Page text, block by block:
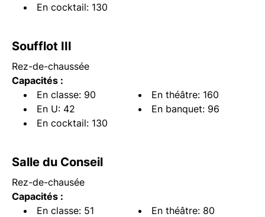
En cocktail: 130
Soufflot III
Rez-de-chaussée
Capacités :
En classe: 90
En théâtre: 160
En U: 42
En banquet: 96
En cocktail: 130
Salle du Conseil
Rez-de-chausée
Capacités :
En classe: 51
En théâtre: 80